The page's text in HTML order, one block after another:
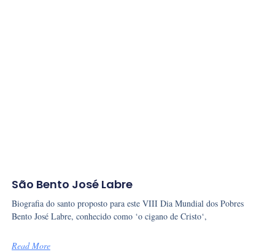
São Bento José Labre
Biografia do santo proposto para este VIII Dia Mundial dos Pobres
Bento José Labre, conhecido como ‘o cigano de Cristo‘,
Read More